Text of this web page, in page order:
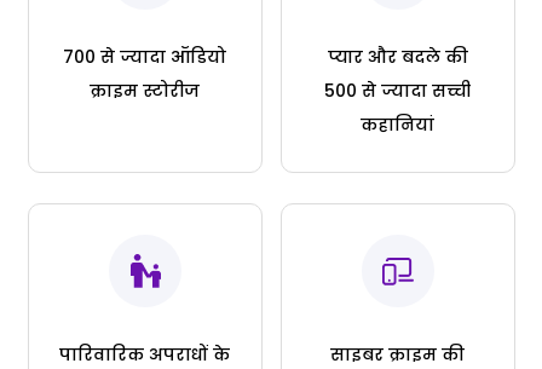
700 से ज्यादा ऑडियो
क्राइम स्टोरीज
प्यार और बदले की
500 से ज्यादा सच्ची
कहानियां
पारिवारिक अपराधों के
साइबर क्राइम की